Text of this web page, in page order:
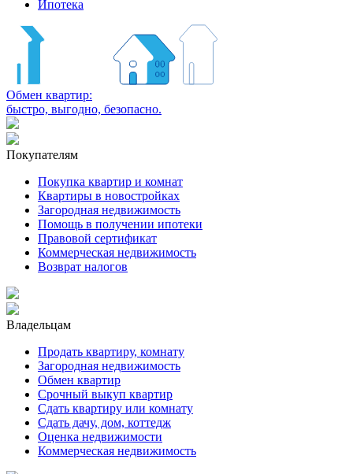
Ипотека
Обмен квартир:
быстро, выгодно, безопасно.
Покупателям
Покупка квартир и комнат
Квартиры в новостройках
Загородная недвижимость
Помощь в получении ипотеки
Правовой сертификат
Коммерческая недвижимость
Возврат налогов
Владельцам
Продать квартиру, комнату
Загородная недвижимость
Обмен квартир
Срочный выкуп квартир
Сдать квартиру или комнату
Сдать дачу, дом, коттедж
Оценка недвижимости
Коммерческая недвижимость